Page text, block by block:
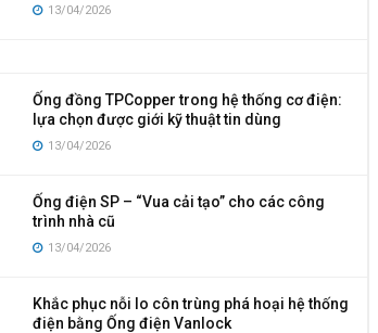
13/04/2026
Ống đồng TPCopper trong hệ thống cơ điện:
lựa chọn được giới kỹ thuật tin dùng
13/04/2026
Ống điện SP – “Vua cải tạo” cho các công
trình nhà cũ
13/04/2026
Khắc phục nỗi lo côn trùng phá hoại hệ thống
điện bằng Ống điện Vanlock